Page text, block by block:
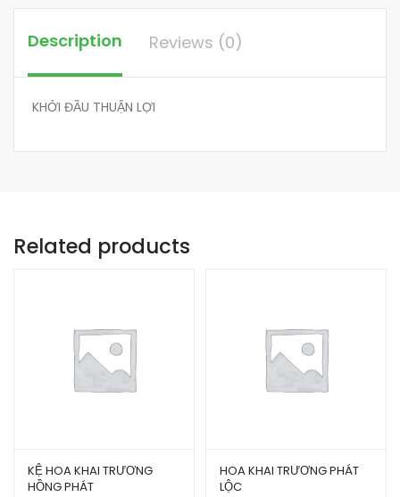
Description Reviews (0)
KHỞI ĐẦU THUẬN LỢI
Related products
KỆ HOA KHAI TRƯƠNG
HỒNG PHÁT
HOA KHAI TRƯƠNG PHÁT
LỘC